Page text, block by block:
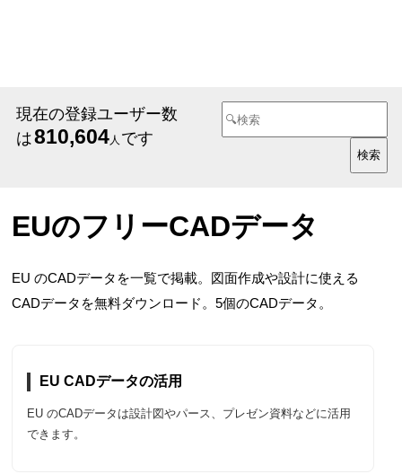
現在の登録ユーザー数
は810,604人 です
EUのフリーCADデータ
EU のCADデータを一覧で掲載。図面作成や設計に使える
CADデータを無料ダウンロード。5個のCADデータ。
EU CADデータの活用
EU のCADデータは設計図やパース、プレゼン資料などに活用
できます。